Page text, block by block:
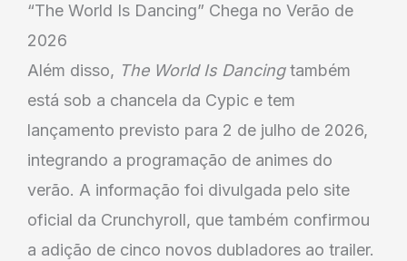
“The World Is Dancing” Chega no Verão de
2026
Além disso, The World Is Dancingtambém
está sob a chancela da Cypic e tem
lançamento previsto para 2 de julho de 2026,
integrando a programação de animes do
verão. A informação foi divulgada pelo site
oficial da Crunchyroll, que também confirmou
a adição de cinco novos dubladores ao trailer.